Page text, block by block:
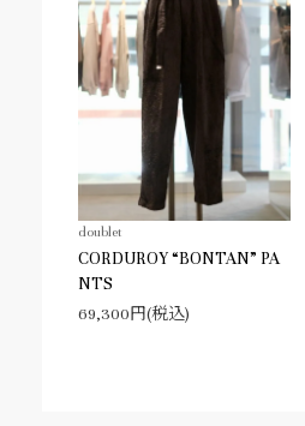
doublet
CORDUROY “BONTAN” PA
NTS
69,300円(税込)